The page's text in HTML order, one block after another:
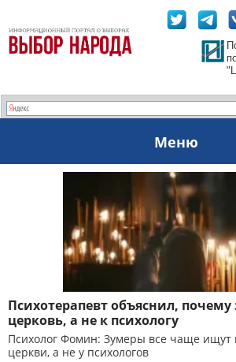
Меню
Психотерапевт объяснил,
церковь, а не к психологу
Психолог Фомин: Зумеры все чаще ищут
церкви, а не у психологов